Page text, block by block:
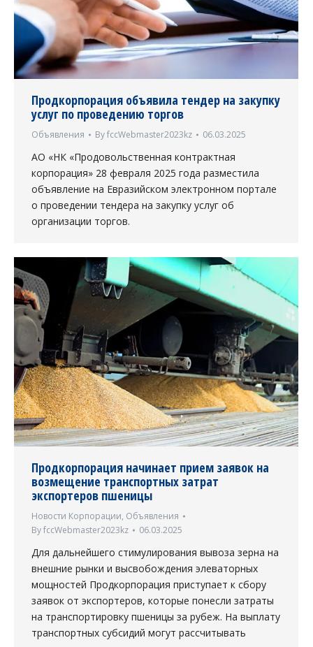
Продкорпорация объявила тендер на закупку
услуг по проведению торгов
Объявления ByfccWebmaster2023kz 06.03.2025
АО «НК «Продовольственная контрактная
корпорация» 28 февраля 2025 года разместила
объявление на Евразийском электронном портале
о проведении тендера на закупку услуг об
организации торгов.
Продкорпорация начинает прием заявок на
возмещение транспортных затрат
экспортеров пшеницы
Новости Корпорации, Объявления
ByfccWebmaster2023kz 06.03.2025
Для дальнейшего стимулирования вывоза зерна на
внешние рынки и высвобождения элеваторных
мощностей Продкорпорация приступает к сбору
заявок от экспортеров, которые понесли затраты
на транспортировку пшеницы за рубеж. На выплату
транспортных субсидий могут рассчитывать